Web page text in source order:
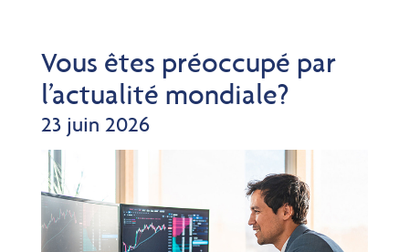
Vous êtes préoccupé par
l’actualité mondiale?
23 juin 2026